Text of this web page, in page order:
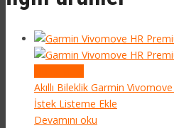
Akıllı Bileklik Garmin Vivomove
İstek Listeme Ekle
Devamını oku